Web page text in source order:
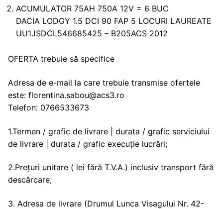
ACUMULATOR 75AH 750A 12V = 6 BUC
DACIA LODGY 1.5 DCI 90 FAP 5 LOCURI LAUREATE
UU1JSDCL546685425 – B205ACS 2012
OFERTA trebuie să specifice
Adresa de e-mail la care trebuie transmise ofertele
este: florentina.sabou@acs3.ro
Telefon: 0766533673
1.Termen / grafic de livrare | durata / grafic serviciului
de livrare | durata / grafic execuție lucrări;
2.Prețuri unitare ( lei fără T.V.A.) inclusiv transport fără
descărcare;
3. Adresa de livrare (Drumul Lunca Visagului Nr. 42-